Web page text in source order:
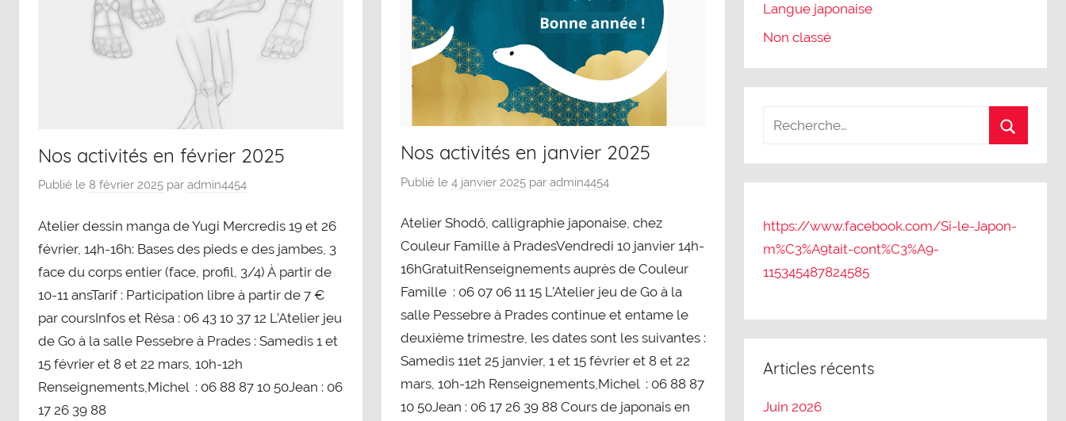
Nos activités en février 2025
Publié le 8 février 2025 par admin4454
Atelier dessin manga de Yugi Mercredis 19 et 26
février, 14h-16h: Bases des pieds e des jambes, 3
face du corps entier (face, profil, 3/4) À partir de
10-11 ansTarif : Participation libre à partir de 7 €
par coursInfos et Résa : 06 43 10 37 12 L’Atelier jeu
de Go à la salle Pessebre à Prades : Samedis 1 et
15 février et 8 et 22 mars, 10h-12h
Renseignements,Michel : 06 88 87 10 50Jean : 06
17 26 39 88
Nos activités en janvier 2025
Publié le4 janvier 2025 paradmin4454
Atelier Shodô, calligraphie japonaise, chez
Couleur Famille à PradesVendredi 10 janvier 14h-
16hGratuitRenseignements auprès de Couleur
Famille : 06 07 06 11 15 L’Atelier jeu de Go à la
salle Pessebre à Prades continue et entame le
deuxième trimestre, les dates sont les suivantes :
Samedis 11et 25 janvier, 1 et 15 février et 8 et 22
mars, 10h-12h Renseignements,Michel : 06 88 87
10 50Jean : 06 17 26 39 88 Cours de japonais en
Langue japonaise
Non classé
https://www.facebook.com/Si-le-Japon-
m%C3%A9tait-cont%C3%A9-
115345487824585
Articles récents
Juin 2026